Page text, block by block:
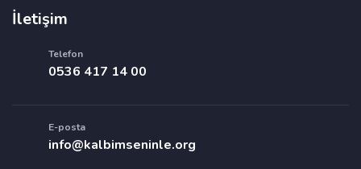
İletişim
Telefon
0536 417 14 00
E-posta
info@kalbimseninle.org